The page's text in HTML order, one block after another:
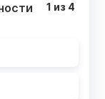
1 из 4